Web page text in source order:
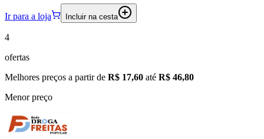
Ir para a loja Incluir na cesta
4
ofertas
Melhores preços a partir de R$ 17,60 até R$ 46,80
Menor preço